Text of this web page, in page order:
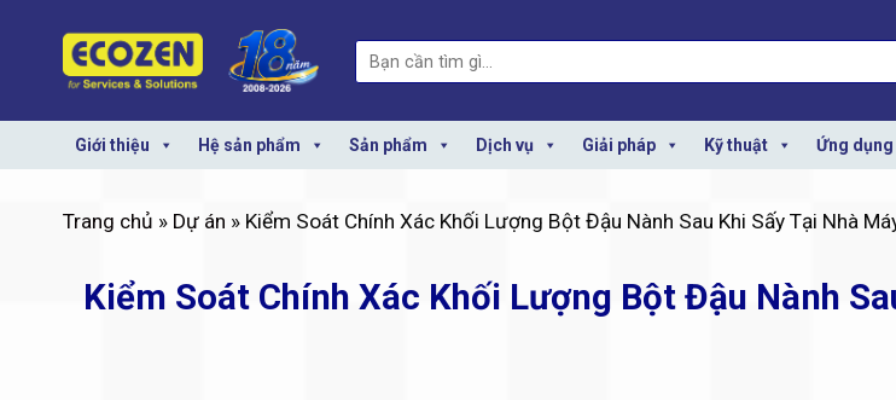
content
Search
for:
Giới thiệu Hệ sản phẩm Sản phẩm Dịch vụ Giải pháp Kỹ thuật Ứng dụng
Trang chủ » Dự án » Kiểm Soát Chính Xác Khối Lượng Bột Đậu Nành Sau Khi Sấy Tại Nhà
Kiểm Soát Chính Xác Khối Lượng Bột Đậu Nành